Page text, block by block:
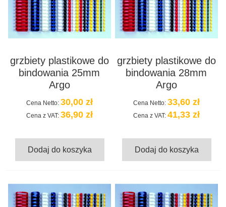
grzbiety plastikowe do
bindowania 25mm
Argo
Cena Netto: 30,00 zł
Cena z VAT: 36,90 zł
Dodaj do koszyka
grzbiety plastikowe do
bindowania 28mm
Argo
Cena Netto: 33,60 zł
Cena z VAT: 41,33 zł
Dodaj do koszyka